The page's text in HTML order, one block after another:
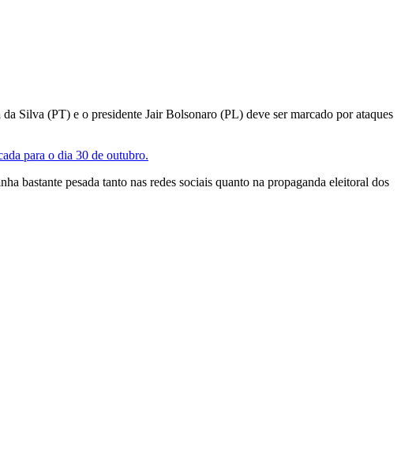
Silva (PT) e o presidente Jair Bolsonaro (PL) deve ser marcado por ataques
para o dia 30 de outubro.
bastante pesada tanto nas redes sociais quanto na propaganda eleitoral dos